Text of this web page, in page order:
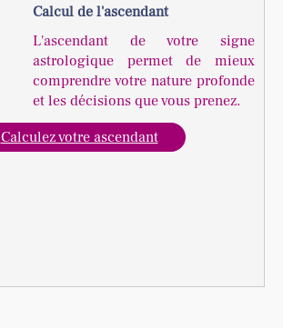
Calcul de l'ascendant
L'ascendant de votre signe
astrologique permet de mieux
comprendre votre nature profonde
et les décisions que vous prenez.
Calculez votre ascendant